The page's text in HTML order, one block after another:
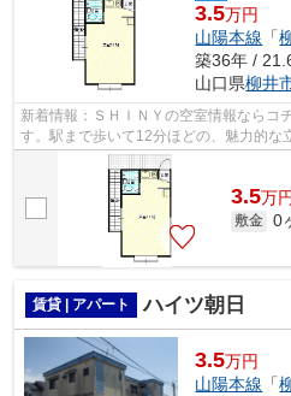
3.5万円
山陽本線 「
築36年 /
山口県柳井
新着情報：ＳＨＩＮＹの空室情報ならコ
す。駅まで歩いて12分ほどの、魅力的な
から、柳井市エリア、山陽本線柳井周辺...
3.5万円
敷金 0
賃貸 | アパート ハイツ朝日
3.5万円
山陽本線 「